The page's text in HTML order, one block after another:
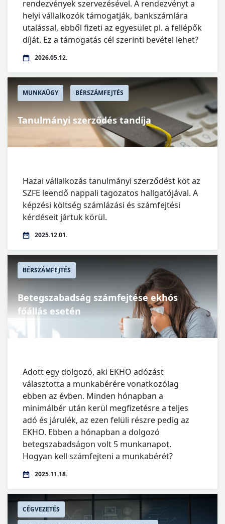
rendezvények szervezésével. A rendezvényt a
helyi vállalkozók támogatják, bankszámlára
utalással, ebből fizeti az egyesület pl. a fellépők
díját. Ez a támogatás cél szerinti bevétel lehet?
2026.05.12.
MUNKAÜGY BÉRSZÁMFEJTÉS
Tanulmányi szerződés tandíja
Hazai vállalkozás tanulmányi szerződést köt az
SZFE leendő nappali tagozatos hallgatójával. A
képzési költség számlázási és számfejtési
kérdéseit jártuk körül.
2025.12.01.
BÉRSZÁMFEJTÉS
Betegszabadság számfejtése ekhós
főállás esetén
Adott egy dolgozó, aki EKHO adózást
választotta a munkabérére vonatkozólag
ebben az évben. Minden hónapban a
minimálbér után kerül megfizetésre a teljes
adó és járulék, az ezen felüli részre pedig az
EKHO. Ebben a hónapban a dolgozó
betegszabadságon volt 5 munkanapot.
Hogyan kell számfejteni a munkabérét?
2025.11.18.
CÉGVEZETÉS